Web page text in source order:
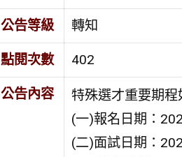
公告等級 轉知
點閱次數 402
公告內容
特殊選才重要期程
(一)報名日期：
(二)面試日期：